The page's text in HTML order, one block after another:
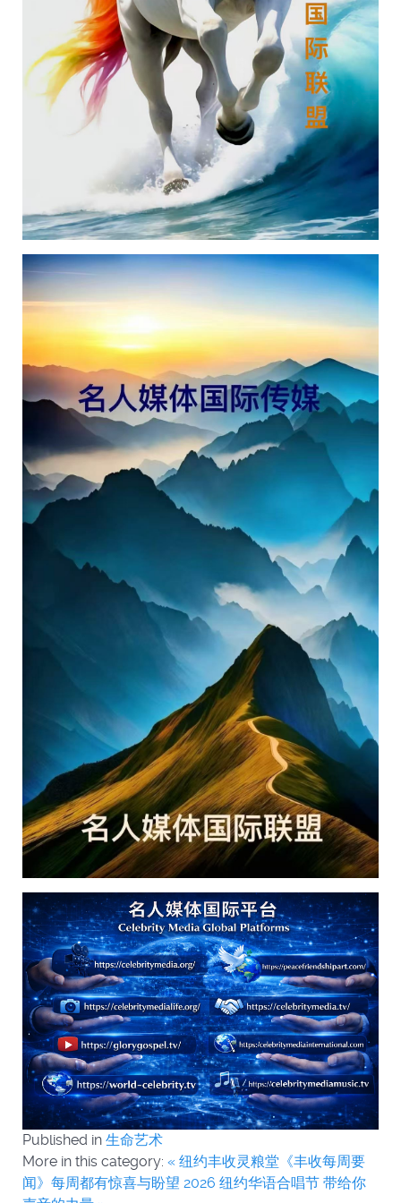
Published in 生命艺术
More in this category: « 纽约丰收灵粮堂《丰收每周要
闻》每周都有惊喜与盼望 2026 纽约华语合唱节 带给你